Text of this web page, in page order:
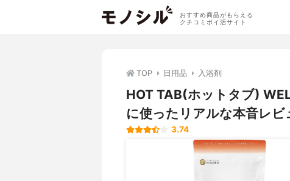
おすすめ商品がもらえる
クチコミポイ活サイト
TOP 日用品 入浴剤
HOT TAB(ホットタブ)
に使ったリアルな本音レビ
3.74